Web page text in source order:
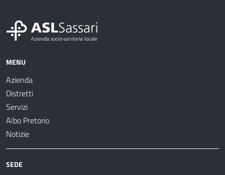
MENU
Azienda
Distretti
Servizi
Albo Pretorio
Notizie
SEDE